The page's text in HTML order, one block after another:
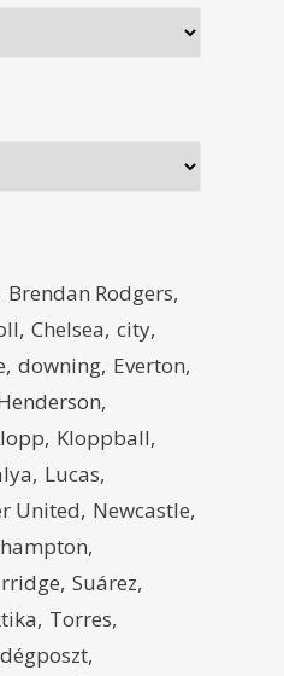
Brendan Rodgers
Chelsea city
downing Everton
Kloppball
Lucas
United Newcastle
Suárez
Torres